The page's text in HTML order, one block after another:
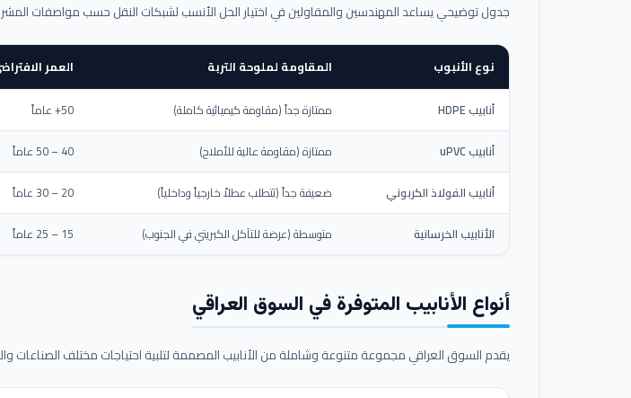
جدول توضيحي يساعد المهندسين والمقاولين في اختيار الحل الأنسب لشبكات النقل حسب مواصفات
نوع الأنبوب المقاومة لملوحة التربة العمر
أنابيب HDPE ممتازة جداً (مقاومة كيميائية كاملة) 50+ عاماً
أنابيب uPVC
ممتازة (مقاومة عالية للأملاح) 40 – 50 عاماً
أنابيب الفولاذ الكربوني
ضعيفة جداً (تتطلب عطلاً خارجياً وداخلياً) 20 – 30 عاماً
الأنابيب الخرسانية
متوسطة (عرضة للتآكل الكبريتي في الجنوب) 15 – 25 عاماً
أنواع الأنابيب المتوفرة في السوق العراقي
يقدم السوق العراقي مجموعة متنوعة وشاملة من الأنابيب المصممة لتلبية احتياجات مختلف الصناعات